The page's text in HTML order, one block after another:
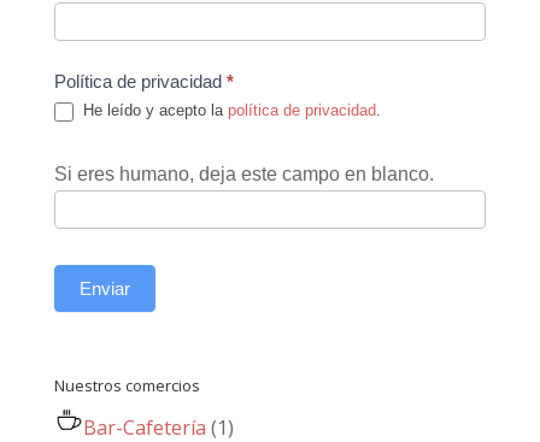
Política de privacidad *
He leído y acepto la política de privacidad.
Si eres humano, deja este campo en blanco.
Enviar
Nuestros comercios
Bar-Cafetería (1)